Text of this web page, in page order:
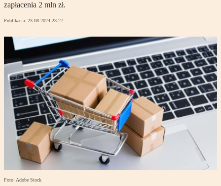
zapłacenia 2 mln zł.
Publikacja: 23.08.2024 23:27
Foto: Adobe Stock